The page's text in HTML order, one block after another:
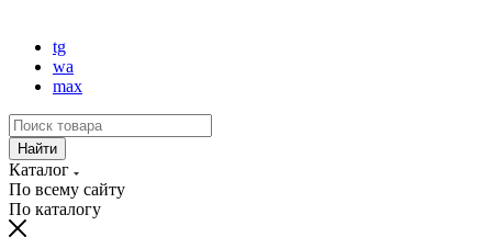
tg
wa
max
Найти
Каталог
По всему сайту
По каталогу